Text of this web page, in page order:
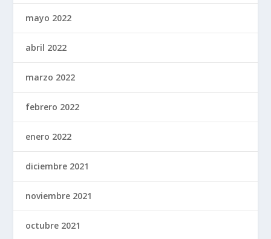
mayo 2022
abril 2022
marzo 2022
febrero 2022
enero 2022
diciembre 2021
noviembre 2021
octubre 2021